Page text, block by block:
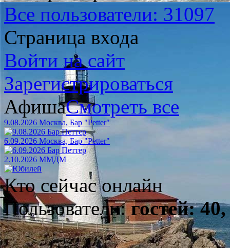
Все пользователи: 31097
Страница входа
Войти на сайт
Зарегистрироваться
АфишаСмотреть все
9.08.2026 Москва, Бар "Petter"
6.09.2026 Москва, Бар "Petter"
2.10.2026 ММДМ
Кто сейчас онлайн
Пользователи:гостей: